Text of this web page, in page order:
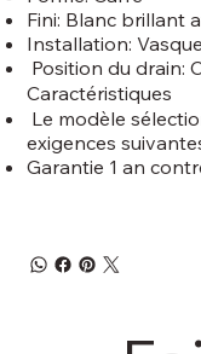
Fini: Blanc brillant
Installation: Vasque
Position du drain:
Caractéristiques
Le modèle
exigences
Garantie 1 an